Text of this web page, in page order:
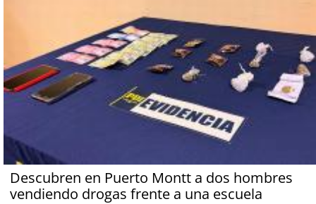
Descubren en Puerto Montt a dos hombres
vendiendo drogas frente a una escuela